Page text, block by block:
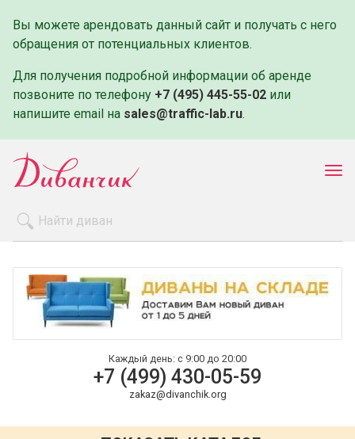
Вы можете арендовать данный сайт и получать с него
обращения от потенциальных клиентов.
Для получения подробной информации об аренде
позвоните по телефону +7 (495) 445-55-02 или
напишите email на sales@traffic-lab.ru.
Оплата и доставка
Контакты
Каждый день: с 9:00 до 20:00
+7 (499) 430-05-59
zakaz@divanchik.org